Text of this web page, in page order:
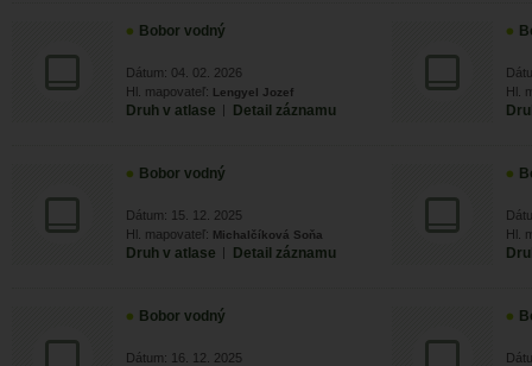
Bobor vodný
Dátum: 04. 02. 2026
Hl. mapovateľ: Lengyel Jozef
Druh v atlase | Detail záznamu
Hl.
Bobor vodný
Dátum: 15. 12. 2025
Hl. mapovateľ: Michalčíková Soňa
Druh v atlase | Detail záznamu
Hl.
Bobor vodný
Dátum: 16. 12. 2025